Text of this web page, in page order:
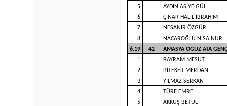
5
AYDIN ASİYE GÜL
6
ÇINAR HALİL İBRAHİM
7
NESANIR ÖZGÜR
8
NACAROĞLU NİSA NUR
6.19
42
AMASYA OĞUZ ATA
1
BAYRAM MESUT
2
BİTEKER MERDAN
3
YILMAZ SERKAN
4
TÜRE EMRE
5
AKKUŞ BETÜL